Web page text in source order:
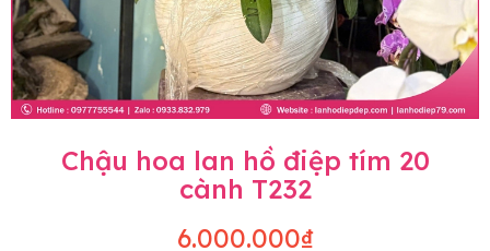
Chậu hoa lan hồ điệp tím 20
cành T232
6.000.000₫